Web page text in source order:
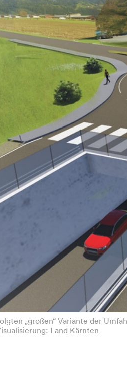
„großen“ Variante der
Land Kärnten